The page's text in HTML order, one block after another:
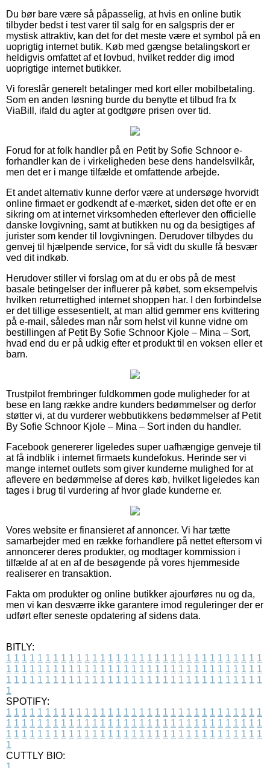
Du bør bare være så påpasselig, at hvis en online butik
tilbyder bedst i test varer til salg for en salgspris der er
mystisk attraktiv, kan det for det meste være et symbol på en
uoprigtig internet butik. Køb med gængse betalingskort er
heldigvis omfattet af et lovbud, hvilket redder dig imod
uoprigtige internet butikker.
Vi foreslår generelt betalinger med kort eller mobilbetaling.
Som en anden løsning burde du benytte et tilbud fra fx
ViaBill, ifald du agter at godtgøre prisen over tid.
Forud for at folk handler på en Petit by Sofie Schnoor e-
forhandler kan de i virkeligheden bese dens handelsvilkår,
men det er i mange tilfælde et omfattende arbejde.
Et andet alternativ kunne derfor være at undersøge hvorvidt
online firmaet er godkendt af e-mærket, siden det ofte er en
sikring om at internet virksomheden efterlever den officielle
danske lovgivning, samt at butikken nu og da besigtiges af
jurister som kender til lovgivningen. Derudover tilbydes du
genvej til hjælpende service, for så vidt du skulle få besvær
ved dit indkøb.
Herudover stiller vi forslag om at du er obs på de mest
basale betingelser der influerer på købet, som eksempelvis
hvilken returrettighed internet shoppen har. I den forbindelse
er det tillige essesentielt, at man altid gemmer ens kvittering
på e-mail, således man når som helst vil kunne vidne om
bestillingen af Petit By Sofie Schnoor Kjole – Mina – Sort,
hvad end du er på udkig efter et produkt til en voksen eller et
barn.
Trustpilot frembringer fuldkommen gode muligheder for at
bese en lang række andre kunders bedømmelser og derfor
støtter vi, at du vurderer webbutikkens bedømmelser af Petit
By Sofie Schnoor Kjole – Mina – Sort inden du handler.
Facebook genererer ligeledes super uafhængige genveje til
at få indblik i internet firmaets kundefokus. Herinde ser vi
mange internet outlets som giver kunderne mulighed for at
aflevere en bedømmelse af deres køb, hvilket ligeledes kan
tages i brug til vurdering af hvor glade kunderne er.
Vores website er finansieret af annoncer. Vi har tætte
samarbejder med en række forhandlere på nettet eftersom vi
annoncerer deres produkter, og modtager kommission i
tilfælde af at en af de besøgende på vores hjemmeside
realiserer en transaktion.
Fakta om produkter og online butikker ajourføres nu og da,
men vi kan desværre ikke garantere imod reguleringer der er
udført efter seneste opdatering af sidens data.
BITLY:
1 1 1 1 1 1 1 1 1 1 1 1 1 1 1 1 1 1 1 1 1 1 1 1 1 1 1 1 1 1 1 1 1
1 1 1 1 1 1 1 1 1 1 1 1 1 1 1 1 1 1 1 1 1 1 1 1 1 1 1 1 1 1 1 1 1
1 1 1 1 1 1 1 1 1 1 1 1 1 1 1 1 1 1 1 1 1 1 1 1 1 1 1 1 1 1 1 1 1
1
SPOTIFY:
1 1 1 1 1 1 1 1 1 1 1 1 1 1 1 1 1 1 1 1 1 1 1 1 1 1 1 1 1 1 1 1 1
1 1 1 1 1 1 1 1 1 1 1 1 1 1 1 1 1 1 1 1 1 1 1 1 1 1 1 1 1 1 1 1 1
1 1 1 1 1 1 1 1 1 1 1 1 1 1 1 1 1 1 1 1 1 1 1 1 1 1 1 1 1 1 1 1 1
1
CUTTLY BIO: